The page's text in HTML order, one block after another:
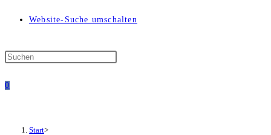
Website-Suche umschalten
0
Start>